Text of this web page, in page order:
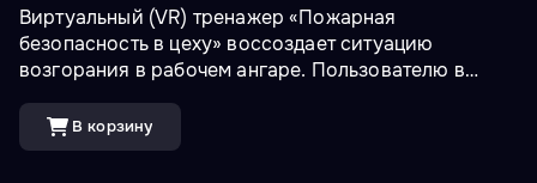
Виртуальный (VR) тренажер «Пожарная
безопасность в цеху» воссоздает ситуацию
возгорания в рабочем ангаре. Пользователю в
работу, вызвать пожарную охрану и, согласно
плану, провести эвакуацию из ангара, а также
В корзину